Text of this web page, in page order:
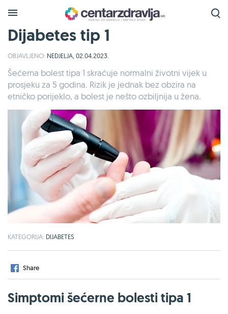
Dijabetes tip 1
OBJAVLJENO: NEDJELJA, 02.04.2023.
Šećerna bolest tipa 1 skraćuje normalni životni vijek u
prosjeku za 5 godina. Rizik je jednak bez obzira na
etničko porijeklo, a bolest je nešto ozbiljnija u žena.
KATEGORIJA: DIJABETES
Share
Simptomi šećerne bolesti tipa 1